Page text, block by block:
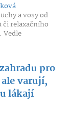
a vosy od
relaxačního
Vedle
pro
varují,
lákají